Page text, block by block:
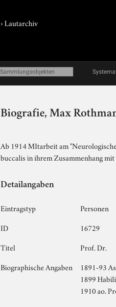
›Lautarchiv
Biografie, Max
Ab 1914 MItarbeit am
buccalis in ihrem Zusammenhang
Detailangaben
Eintragstyp
Personen
ID
16729
Titel
Prof. Dr.
Biographische Angaben
1891-93
1899
1910 ao.